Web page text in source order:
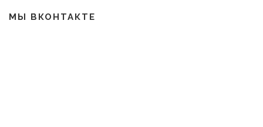
МЫ ВКОНТАКТЕ